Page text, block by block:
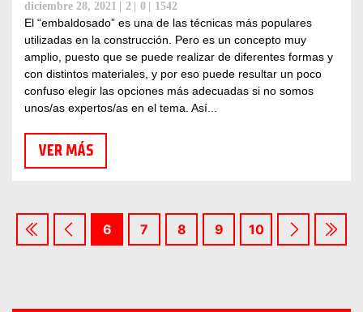
diciembre 28, 2021 2 0 1542
El “embaldosado” es una de las técnicas más populares
utilizadas en la construcción. Pero es un concepto muy
amplio, puesto que se puede realizar de diferentes formas y
con distintos materiales, y por eso puede resultar un poco
confuso elegir las opciones más adecuadas si no somos
unos/as expertos/as en el tema. Así...
VER MÁS
6 7 8 9 10